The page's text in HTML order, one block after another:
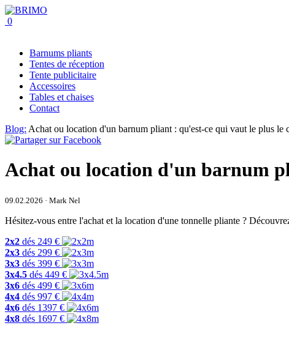
0
Barnums pliants
Tentes de réception
Tente publicitaire
Accessoires
Tables et chaises
Contact
Blog: Achat ou location d'un barnum pliant : qu'est-ce qui vaut le plus le
Achat ou location d'un barnum
09.02.2026 · Mark Nel
Hésitez-vous entre l'achat et la location d'une tonnelle pliante ?
2x2 dés 249 €
2x3 dés 299 €
3x3 dés 399 €
3x4.5 dés 449 €
3x6 dés 499 €
4x4 dés 997 €
4x6 dés 1397 €
4x8 dés 1697 €